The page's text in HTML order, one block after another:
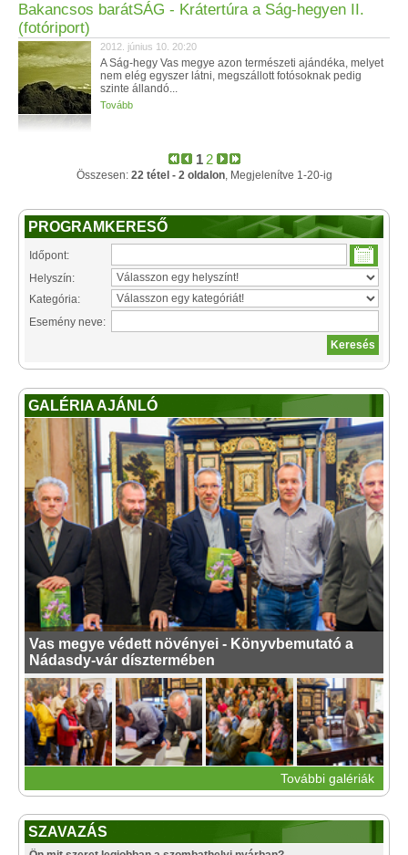
Bakancsos barátSÁG - Krátertúra a Ság-hegyen II.
(fotóriport)
2012. június 10. 20:20
A Ság-hegy Vas megye azon természeti ajándéka, melyet
nem elég egyszer látni, megszállott fotósoknak pedig
szinte állandó...
Tovább
1 2
Összesen: 22 tétel - 2 oldalon, Megjelenítve 1-20-ig
PROGRAMKERESŐ
Időpont:
Helyszín:
Kategória:
Esemény neve:
GALÉRIA AJÁNLÓ
Vas megye védett növényei - Könyvbemutató a
Nádasdy-vár dísztermében
További galériák
SZAVAZÁS